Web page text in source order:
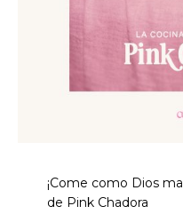
¡Come como Dios
de Pink Chadora